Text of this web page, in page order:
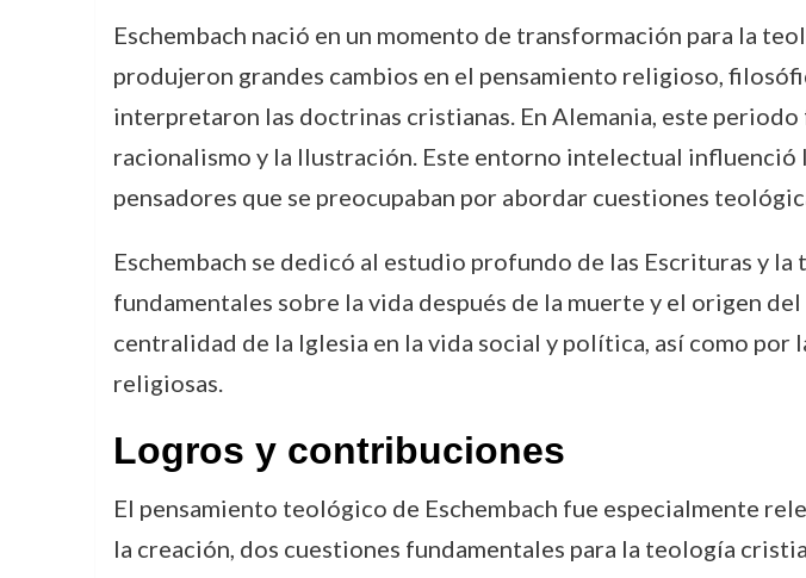
Eschembach nació en un momento de transformación para la
produjeron grandes cambios en el pensamiento religioso,
interpretaron las doctrinas cristianas. En Alemania, este
racionalismo y la Ilustración. Este entorno intelectual influenció
pensadores que se preocupaban por abordar cuestiones
Eschembach se dedicó al estudio profundo de las Escrituras y
fundamentales sobre la vida después de la muerte y el origen
centralidad de la Iglesia en la vida social y política, así como
religiosas.
Logros y contribuciones
El pensamiento teológico de Eschembach fue especialmente
la creación, dos cuestiones fundamentales para la teología